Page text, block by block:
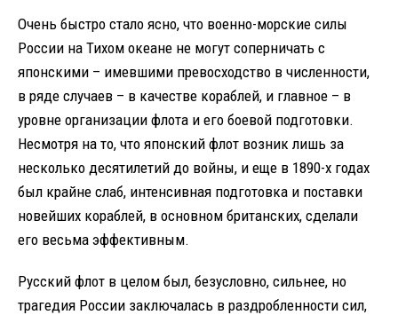
Очень быстро стало ясно, что военно-морские силы
России на Тихом океане не могут соперничать с
японскими – имевшими превосходство в численности,
в ряде случаев – в качестве кораблей, и главное – в
уровне организации флота и его боевой подготовки.
Несмотря на то, что японский флот возник лишь за
несколько десятилетий до войны, и еще в 1890-х годах
был крайне слаб, интенсивная подготовка и поставки
новейших кораблей, в основном британских, сделали
его весьма эффективным.
Русский флот в целом был, безусловно, сильнее, но
трагедия России заключалась в раздробленности сил,